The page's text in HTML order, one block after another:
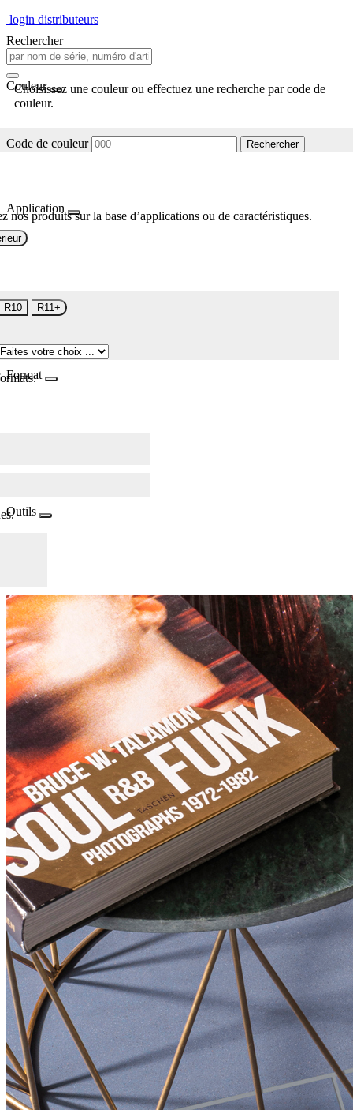
login distributeurs
Rechercher
Couleur
Choisissez une couleur ou effectuez une recherche par code de
couleur.
Code de couleur Rechercher
Application
nos produits sur la base d’applications ou de caractéristiques.
R10 R11+
Format
Outils